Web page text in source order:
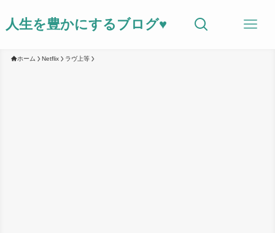
人生を豊かにするブログ♥
ホーム Netflix ラヴ上等